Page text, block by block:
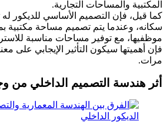
والمساحات التجارية.
فإن التصميم الأساسي للديكور له تأثير
وعندما يتم تصميم مساحة مكتبية بما
مع توفير مساحات مناسبة للاسترخاء
سيكون التأثير الإيجابي على
التصميم الداخلي من وجهة